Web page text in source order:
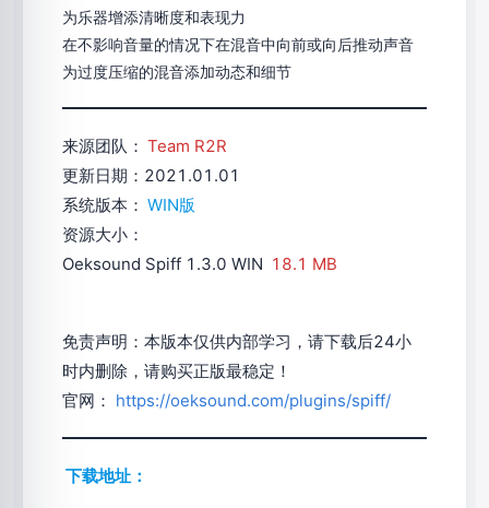
为乐器增添清晰度和表现力
在不影响音量的情况下在混音中向前或向后推动声音
为过度压缩的混音添加动态和细节
来源团队： Team R2R
更新日期：2021.01.01
系统版本： WIN版
资源大小：
Oeksound Spiff 1.3.0 WIN 18.1 MB
免责声明：本版本仅供内部学习，请下载后24小
时内删除，请购买正版最稳定！
官网： https://oeksound.com/plugins/spiff/
下载地址：